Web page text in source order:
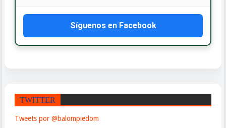
Síguenos en Facebook
TWITTER
Tweets por @balompiedom